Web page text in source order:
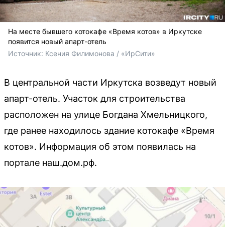
На месте бывшего котокафе «Время котов» в Иркутске
появится новый апарт-отель
Источник: Ксения Филимонова / «ИрСити»
В центральной части Иркутска возведут новый
апарт-отель. Участок для строительства
расположен на улице Богдана Хмельницкого,
где ранее находилось здание котокафе «Время
котов». Информация об этом появилась на
портале наш.дом.рф.